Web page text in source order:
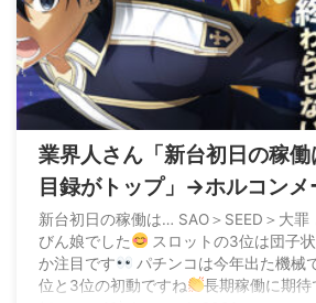
業界人さん「新台初日の稼
目録がトップ」→ホルコンメ
「SEED・やじきたがトップ
新台初日の稼働は… SAO＞SEED＞大罪
びん娘でした
スロットの3位は団子
か注目です
パチンコは今年出た機械
位と3位の初動ですね
長期稼働に期待